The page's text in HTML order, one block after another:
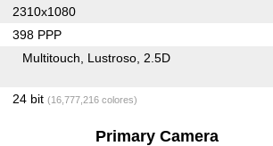
2310x1080
398 PPP
Multitouch Lustroso 2.5D
24 bit (16,777,216 colores)
Primary Camera